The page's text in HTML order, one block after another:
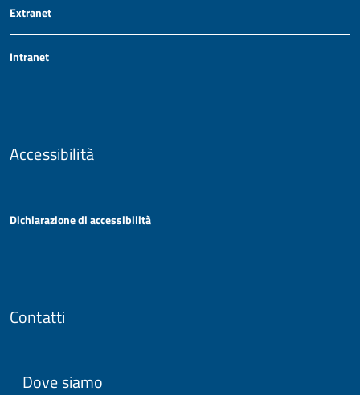
Extranet
Intranet
Accessibilità
Dichiarazione di accessibilità
Contatti
Dove siamo